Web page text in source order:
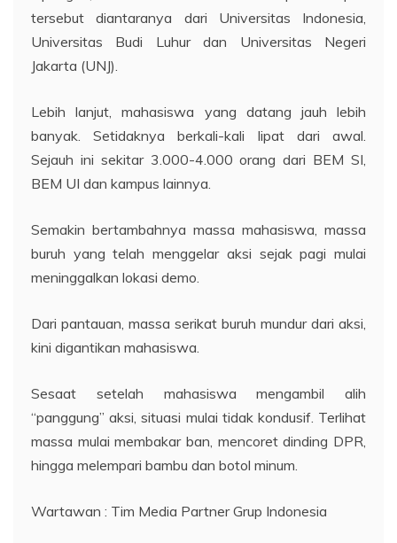
tersebut diantaranya dari Universitas Indonesia,
Universitas Budi Luhur dan Universitas Negeri
Jakarta (UNJ).
Lebih lanjut, mahasiswa yang datang jauh lebih
banyak. Setidaknya berkali-kali lipat dari awal.
Sejauh ini sekitar 3.000-4.000 orang dari BEM SI,
BEM UI dan kampus lainnya.
Semakin bertambahnya massa mahasiswa, massa
buruh yang telah menggelar aksi sejak pagi mulai
meninggalkan lokasi demo.
Dari pantauan, massa serikat buruh mundur dari aksi,
kini digantikan mahasiswa.
Sesaat setelah mahasiswa mengambil alih
“panggung” aksi, situasi mulai tidak kondusif. Terlihat
massa mulai membakar ban, mencoret dinding DPR,
hingga melempari bambu dan botol minum.
Wartawan : Tim Media Partner Grup Indonesia